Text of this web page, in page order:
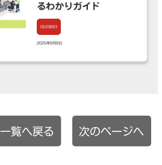
ISO9001
2025年9月9日
るわかりガイド
一覧へ戻る 次のページへ